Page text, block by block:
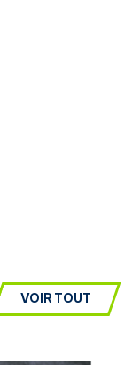
VOIR TOUT